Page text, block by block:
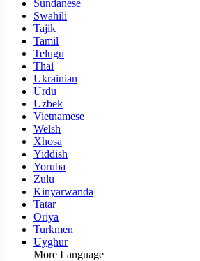
Sundanese
Swahili
Tajik
Tamil
Telugu
Thai
Ukrainian
Urdu
Uzbek
Vietnamese
Welsh
Xhosa
Yiddish
Yoruba
Zulu
Kinyarwanda
Tatar
Oriya
Turkmen
Uyghur
More Language